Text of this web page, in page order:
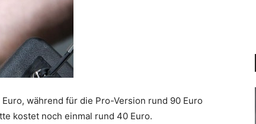
während für die Pro-Version rund 90 Euro
kostet noch einmal rund 40 Euro.